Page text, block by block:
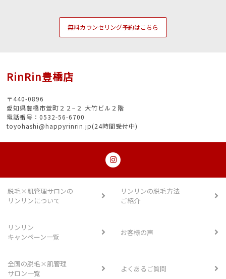
無料カウンセリング予約はこちら
RinRin豊橋店
〒440-0896
愛知県豊橋市萱町２２−２ 大竹ビル２階
電話番号：0532-56-6700
toyohashi@happyrinrin.jp(24時間受付中)
脱毛×肌管理サロンの
リンリンについて
リンリンの脱毛方法
ご紹介
リンリン
キャンペーン一覧
お客様の声
全国の脱毛×肌管理
サロン一覧
よくあるご質問